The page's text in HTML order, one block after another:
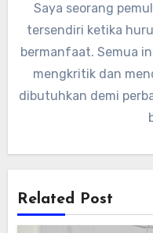
Saya seorang
tersendiri ketika
bermanfaat. Semua
mengkritik dan
dibutuhkan demi
Related Post